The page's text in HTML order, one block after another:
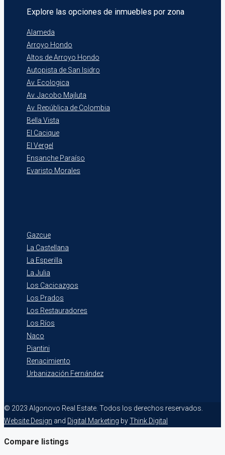
Explore las opciones de inmuebles por zona
Alameda
Arroyo Hondo
Altos de Arroyo Hondo
Autopista de San Isidro
Av. Ecologica
Av. Jacobo Majluta
Av. República de Colombia
Bella Vista
El Cacique
El Vergel
Ensanche Paraíso
Evaristo Morales
Gazcue
La Castellana
La Esperilla
La Julia
Los Cacicazgos
Los Prados
Los Restauradores
Los Ríos
Naco
Piantini
Renacimiento
Urbanización Fernández
© 2023 Algonovo Real Estate. Todos los derechos reservados.
Website Design and Digital Marketing byThink Digital
Compare listings